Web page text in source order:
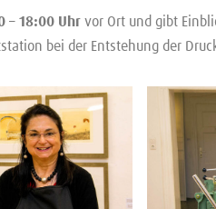
– 18:00 Uhrvor Ort und gibt
bei der Entstehung der